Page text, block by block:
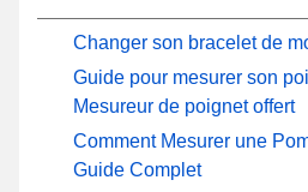
Changer son bracelet de
Guide pour mesurer son
Mesureur de poignet offert
Comment Mesurer une
Guide Complet